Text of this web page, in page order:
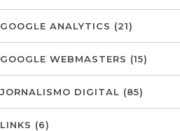
GOOGLE ANALYTICS (21)
GOOGLE WEBMASTERS (15)
JORNALISMO DIGITAL (85)
LINKS (6)